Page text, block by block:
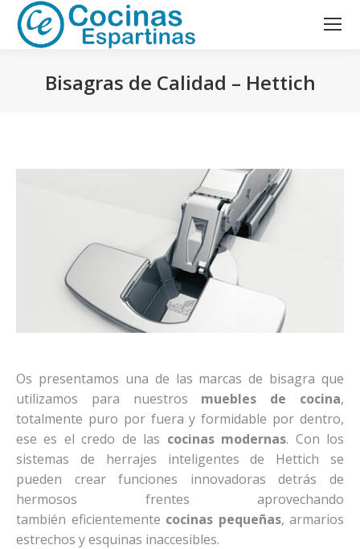
Bisagras de Calidad – Hettich
Os presentamos una de las marcas de bisagra que
utilizamos para nuestros muebles de cocina,
totalmente puro por fuera y formidable por dentro,
ese es el credo de las cocinas modernas. Con los
sistemas de herrajes inteligentes de Hettich se
pueden crear funciones innovadoras detrás de
hermosos frentes aprovechando
también eficientemente cocinas pequeñas, armarios
estrechos y esquinas inaccesibles.